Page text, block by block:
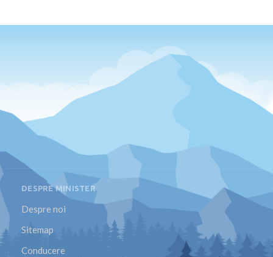
DESPRE MINISTER
Despre noi
Sitemap
Conducere